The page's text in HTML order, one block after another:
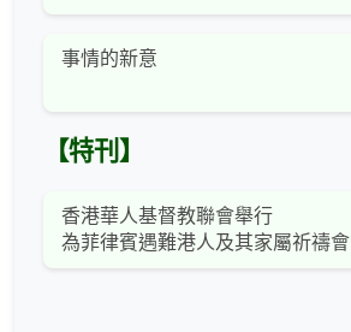
事情的新意
【特刊】
香港華人基督教聯會舉行
為菲律賓遇難港人及其家屬祈禱會